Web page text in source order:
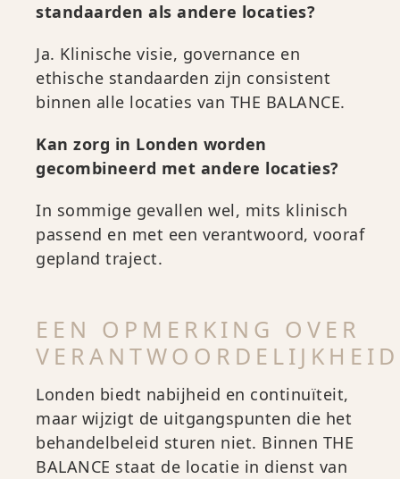
standaarden als andere locaties?
Ja. Klinische visie, governance en
ethische standaarden zijn consistent
binnen alle locaties van THE BALANCE.
Kan zorg in Londen worden
gecombineerd met andere locaties?
In sommige gevallen wel, mits klinisch
passend en met een verantwoord, vooraf
gepland traject.
EEN OPMERKING OVER
VERANTWOORDELIJKHEID
Londen biedt nabijheid en continuïteit,
maar wijzigt de uitgangspunten die het
behandelbeleid sturen niet. Binnen THE
BALANCE staat de locatie in dienst van